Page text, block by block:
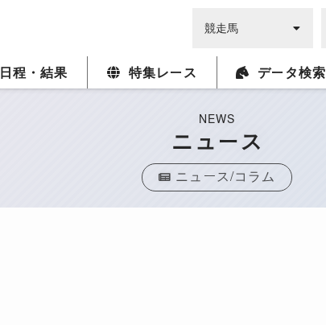
日程・結果 特集レース データ検索
NEWS
ニュース
ニュース/コラム